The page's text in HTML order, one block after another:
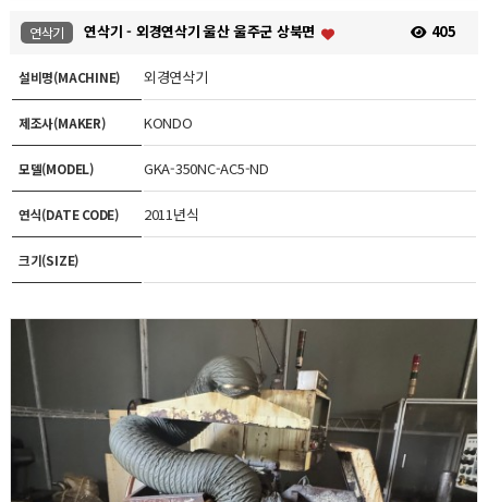
연삭기 연삭기 - 외경연삭기 울산 울주군 상북면 405
설비명(MACHINE) 외경연삭기
제조사(MAKER) KONDO
모델(MODEL) GKA-350NC-AC5-ND
연식(DATE CODE) 2011년식
크기(SIZE)